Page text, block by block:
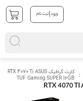
ورود|ثبت نام
کارت گرافیک RTX 4070 Ti ASUS
TUF Gaming SUPER 16GB